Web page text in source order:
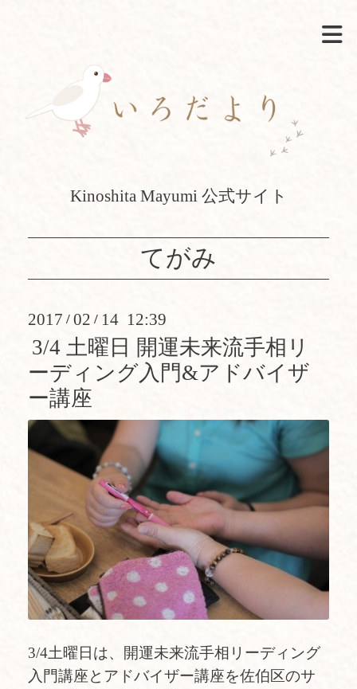
Kinoshita Mayumi 公式サイト
てがみ
2017 / 02 / 14 12:39
3/4 土曜日 開運未来流手相リ
ーディング入門&アドバイザ
ー講座
3/4土曜日は、開運未来流手相リーディング
入門講座とアドバイザー講座を佐伯区のサ